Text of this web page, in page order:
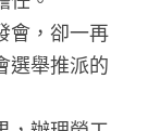
會，卻一再
選舉推派的